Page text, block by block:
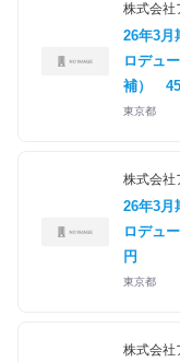
株式会社
26年3月
ロデュ
補）
東京都
株式会社
26年3月
ロデュ
円
東京都
株式会社